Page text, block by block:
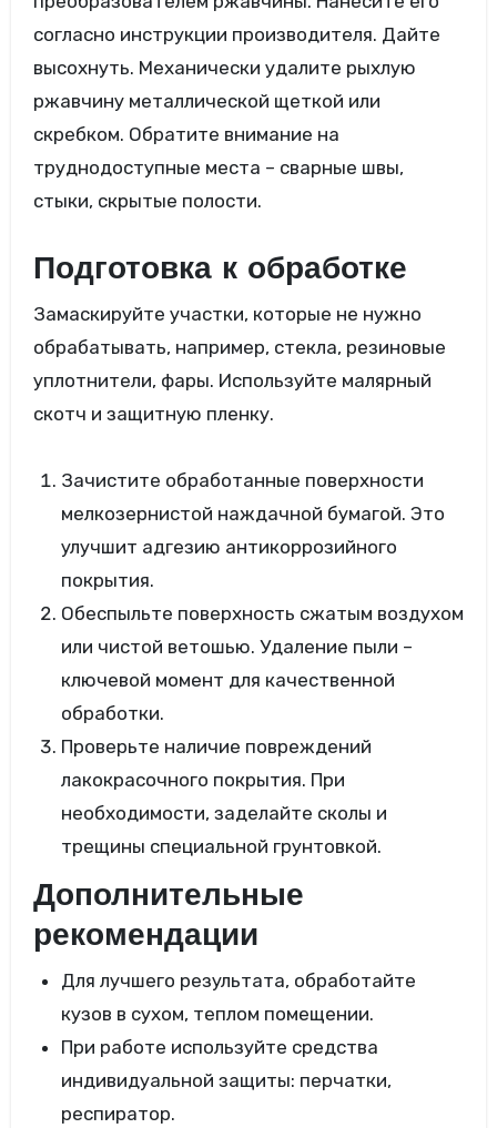
согласно инструкции производителя. Дайте
высохнуть. Механически удалите рыхлую
ржавчину металлической щеткой или
скребком. Обратите внимание на
труднодоступные места – сварные швы,
стыки, скрытые полости.
Подготовка к обработке
Замаскируйте участки, которые не нужно
обрабатывать, например, стекла, резиновые
уплотнители, фары. Используйте малярный
скотч и защитную пленку.
Зачистите обработанные поверхности
мелкозернистой наждачной бумагой. Это
улучшит адгезию антикоррозийного
покрытия.
Обеспыльте поверхность сжатым воздухом
или чистой ветошью. Удаление пыли –
ключевой момент для качественной
обработки.
Проверьте наличие повреждений
лакокрасочного покрытия. При
необходимости, заделайте сколы и
трещины специальной грунтовкой.
Дополнительные
рекомендации
Для лучшего результата, обработайте
кузов в сухом, теплом помещении.
При работе используйте средства
индивидуальной защиты: перчатки,
респиратор.